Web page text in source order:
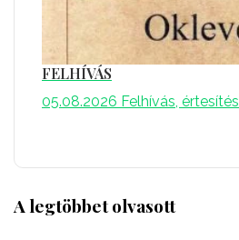
FELHÍVÁS
05.08.2026 Felhívás, értesítés
A legtöbbet olvasott